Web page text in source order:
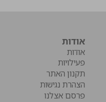
אודות
אודות
פעילויות
תקנון האתר
הצהרת נגישות
פרסם אצלנו